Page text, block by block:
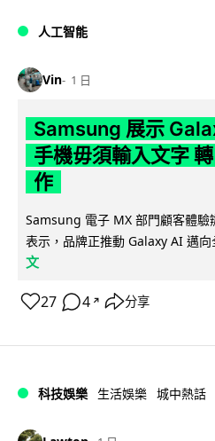
人工智能
Vin 1 日
Samsung 展示
手機毋須輸入文字
作
Samsung 電子 MX 部門顧客體驗
表示，品牌正推動 Galaxy AI 邁
文
27 4 ↗ 分享
科技娛樂 生活娛樂 城中熱話